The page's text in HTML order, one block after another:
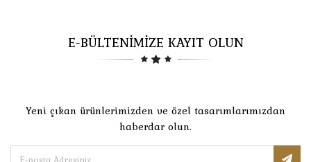
E-BÜLTENİMİZE KAYIT OLUN
Yeni çıkan ürünlerimizden ve özel tasarımlarımızdan
haberdar olun.